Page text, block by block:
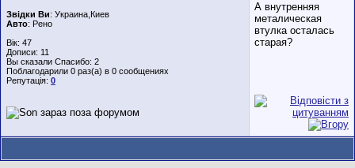
Звідки Ви: Украина,Киев
Авто: Рено
Вік: 47
Дописи: 11
Вы сказали Спасибо: 2
Поблагодарили 0 раз(а) в 0 сообщениях
Репутація: 0
А внутренняя
металическая
втулка осталась
старая?